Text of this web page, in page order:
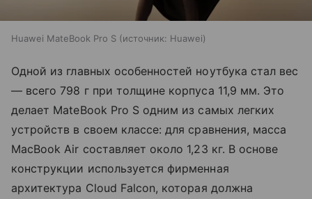
Huawei MateBook Pro S источник: Huawei
Одной из главных особенностей ноутбука стал вес
— всего 798 г при толщине корпуса 11,9 мм. Это
делает MateBook Pro S одним из самых легких
устройств в своем классе: для сравнения, масса
MacBook Air составляет около 1,23 кг. В основе
конструкции используется фирменная
архитектура Cloud Falcon, которая должна